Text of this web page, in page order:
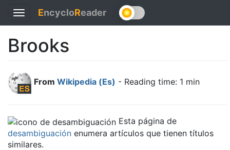
Toggle
navigation
EncycloReader
Brooks
From Wikipedia (Es) - Reading time: 1 min
Esta página de
desambiguación enumera artículos que tienen títulos
similares.